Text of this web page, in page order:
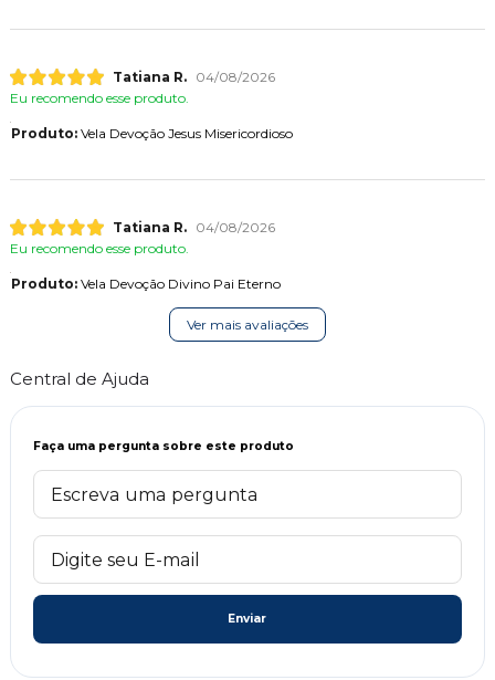
Tatiana R.
04/08/2026
Eu recomendo esse produto.
Produto:Vela Devoção Jesus Misericordioso
Tatiana R.
04/08/2026
Eu recomendo esse produto.
Produto:Vela Devoção Divino Pai Eterno
Ver mais avaliações
Central de Ajuda
Faça uma pergunta sobre este produto
Enviar